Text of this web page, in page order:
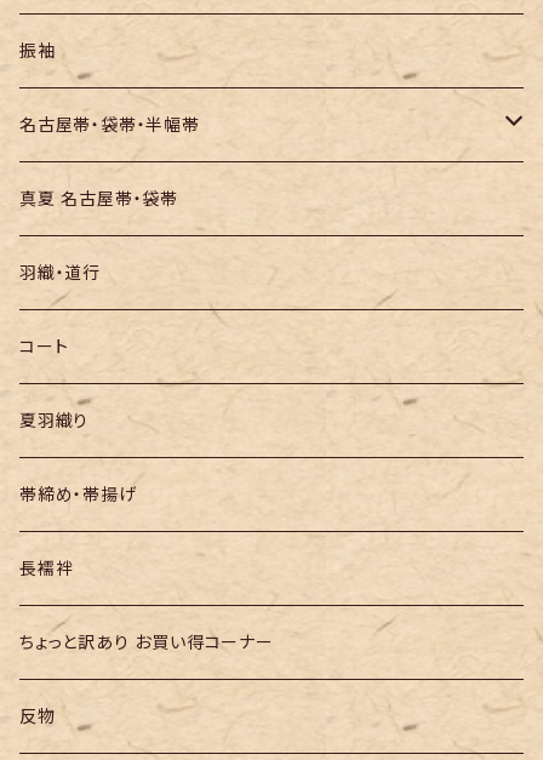
訪問着・付下
お召し
セオα・ポリ
木綿・綿麻
絞りの浴衣
振袖
名古屋帯・袋帯・半幅帯
名古屋帯
袋帯
半幅帯
真夏 名古屋帯・袋帯
羽織・道行
コート
夏羽織り
帯締め・帯揚げ
長襦袢
ちょっと訳あり お買い得コーナー
反物